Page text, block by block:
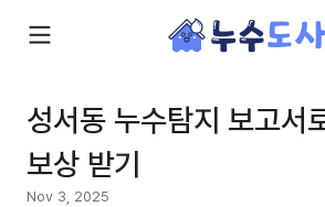
성서동 누수탐지 보고서
보상 받기
Nov 3, 2025